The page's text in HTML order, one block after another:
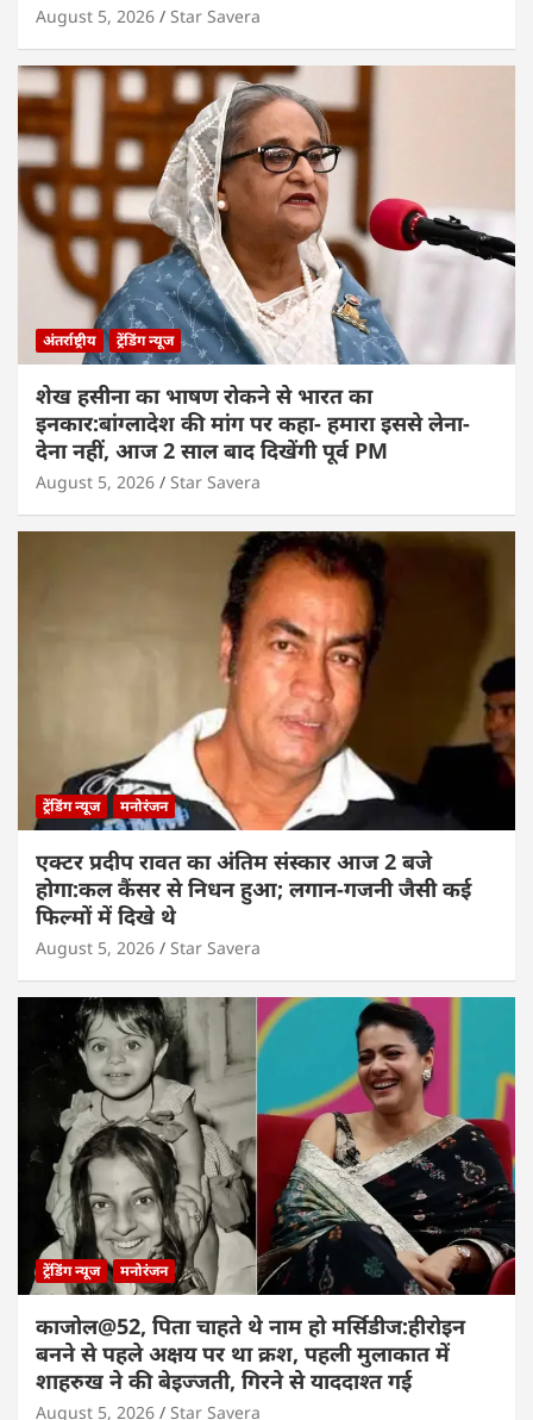
August 5, 2026 Star Savera
अंतर्राष्ट्रीय ट्रेंडिंग न्यूज
शेख हसीना का भाषण रोकने से भारत का
इनकार:बांग्लादेश की मांग पर कहा- हमारा इससे लेना-
देना नहीं, आज 2 साल बाद दिखेंगी पूर्व PM
August 5, 2026 Star Savera
ट्रेंडिंग न्यूज मनोरंजन
एक्टर प्रदीप रावत का अंतिम संस्कार आज 2 बजे
होगा:कल कैंसर से निधन हुआ; लगान-गजनी जैसी कई
फिल्मों में दिखे थे
August 5, 2026 Star Savera
ट्रेंडिंग न्यूज मनोरंजन
काजोल@52, पिता चाहते थे नाम हो मर्सिडीज:हीरोइन
बनने से पहले अक्षय पर था क्रश, पहली मुलाकात में
शाहरुख ने की बेइज्जती, गिरने से याददाश्त गई
August 5, 2026 Star Savera